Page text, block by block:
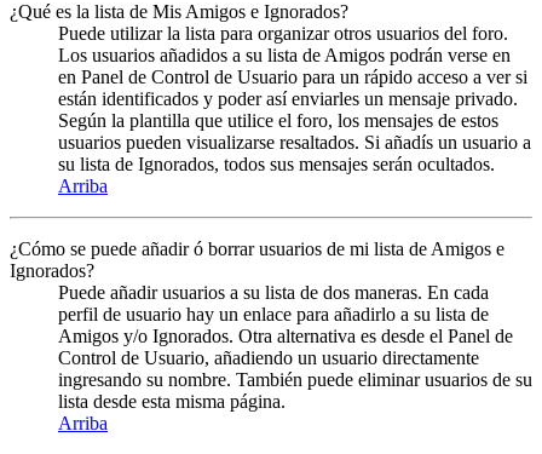
¿Qué es la lista de Mis Amigos e Ignorados?
Puede utilizar la lista para organizar otros usuarios del foro.
Los usuarios añadidos a su lista de Amigos podrán verse en
en Panel de Control de Usuario para un rápido acceso a ver si
están identificados y poder así enviarles un mensaje privado.
Según la plantilla que utilice el foro, los mensajes de estos
usuarios pueden visualizarse resaltados. Si añadís un usuario a
su lista de Ignorados, todos sus mensajes serán ocultados.
Arriba
¿Cómo se puede añadir ó borrar usuarios de mi lista de Amigos e
Ignorados?
Puede añadir usuarios a su lista de dos maneras. En cada
perfil de usuario hay un enlace para añadirlo a su lista de
Amigos y/o Ignorados. Otra alternativa es desde el Panel de
Control de Usuario, añadiendo un usuario directamente
ingresando su nombre. También puede eliminar usuarios de su
lista desde esta misma página.
Arriba